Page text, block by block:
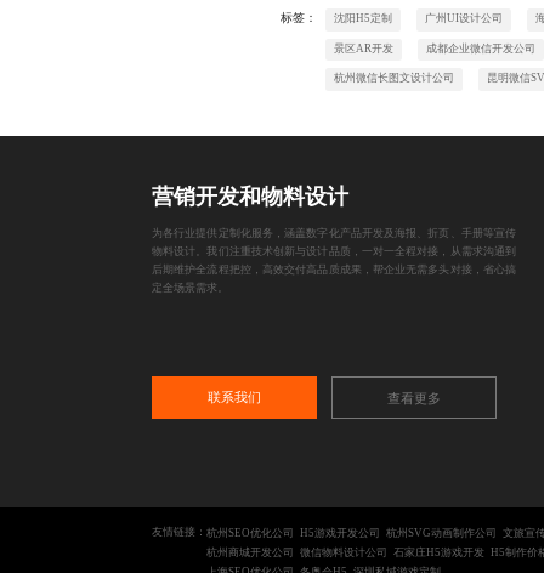
标签： 沈阳H5定制 广州UI设计公司
景区AR开发 成都企业微信开发公司
杭州微信长图文设计公司 昆明微信
营销开发和物料设计
为各行业提供定制化服务，涵盖数字化产品开发及海报、折页、手册等宣传
物料设计。我们注重技术创新与设计品质，一对一全程对接，从需求沟通到
后期维护全流程把控，高效交付高品质成果，帮企业无需多头对接，省心搞
定全场景需求。
联系我们 查看更多
友情链接： 杭州SEO优化公司 H5游戏开发公司 杭州SVG动画制作公司
文旅宣
杭州商城开发公司
微信物料设计公司 石家庄H5游戏开发 H5制作价